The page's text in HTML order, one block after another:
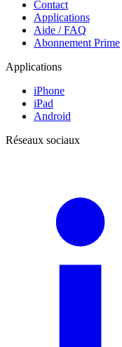
Contact
Applications
Aide / FAQ
Abonnement Prime
Applications
iPhone
iPad
Android
Réseaux sociaux